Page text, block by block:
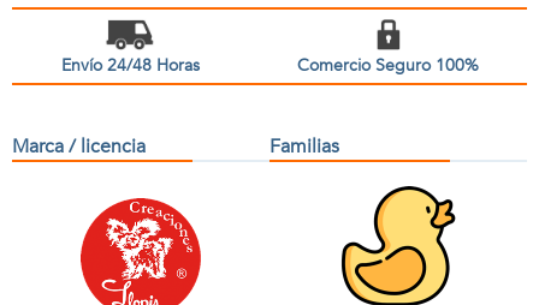
Envío 24/48 Horas Comercio Seguro 100%
Marca / licencia Familias